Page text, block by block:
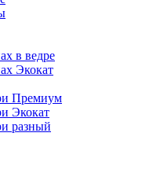
в ведре
Экокат
Премиум
Экокат
разный